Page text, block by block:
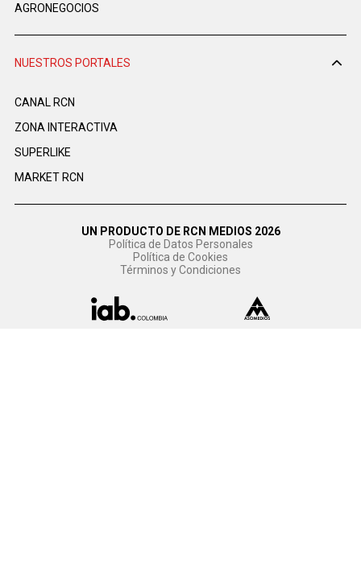
AGRONEGOCIOS
NUESTROS PORTALES
CANAL RCN
ZONA INTERACTIVA
SUPERLIKE
MARKET RCN
UN PRODUCTO DE RCN MEDIOS 2026
Política de Datos Personales
Política de Cookies
Términos y Condiciones